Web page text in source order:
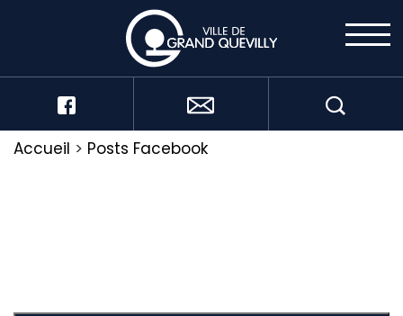
Accueil > Posts Facebook